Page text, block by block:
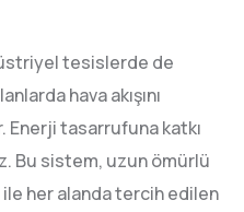
tesislerde de
hava akışını
Enerji tasarrufuna katkı
Bu sistem, uzun ömürlü
her alanda tercih edilen